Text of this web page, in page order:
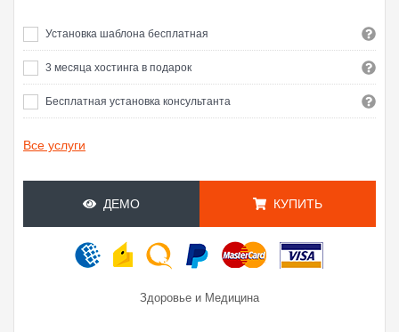
Установка шаблона бесплатная
3 месяца хостинга в подарок
Бесплатная установка консультанта
Все услуги
ДЕМО КУПИТЬ
Здоровье и Медицина